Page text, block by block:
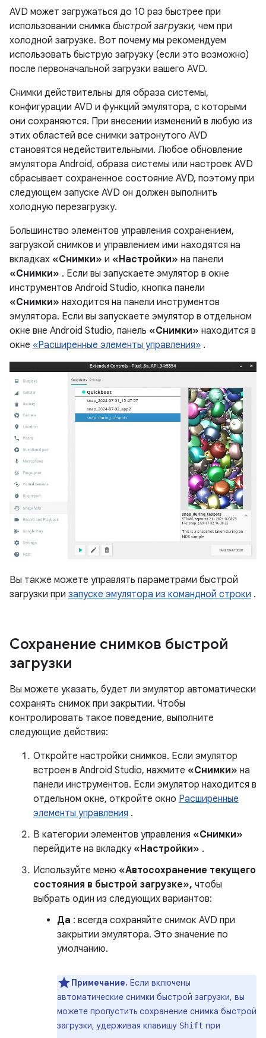
AVD может загружаться до 10 раз быстрее при
использовании снимка быстрой загрузки, чем при
холодной загрузке. Вот почему мы рекомендуем
использовать быструю загрузку (если это возможно)
после первоначальной загрузки вашего AVD.
Снимки действительны для образа системы,
конфигурации AVD и функций эмулятора, с которыми
они сохраняются. При внесении изменений в любую из
этих областей все снимки затронутого AVD
становятся недействительными. Любое обновление
эмулятора Android, образа системы или настроек AVD
сбрасывает сохраненное состояние AVD, поэтому при
следующем запуске AVD он должен выполнить
холодную перезагрузку.
Большинство элементов управления сохранением,
загрузкой снимков и управлением ими находятся на
вкладках «Снимки» и «Настройки» на панели
«Снимки» . Если вы запускаете эмулятор в окне
инструментов Android Studio, кнопка панели
«Снимки» находится на панели инструментов
эмулятора. Если вы запускаете эмулятор в отдельном
окне вне Android Studio, панель «Снимки» находится в
окне «Расширенные элементы управления» .
Вы также можете управлять параметрами быстрой
загрузки при запуске эмулятора из командной строки .
Сохранение снимков быстрой
загрузки
Вы можете указать, будет ли эмулятор автоматически
сохранять снимок при закрытии. Чтобы
контролировать такое поведение, выполните
следующие действия:
Откройте настройки снимков. Если эмулятор
встроен в Android Studio, нажмите «Снимки» на
панели инструментов. Если эмулятор находится в
отдельном окне, откройте окно Расширенные
элементы управления .
В категории элементов управления «Снимки»
перейдите на вкладку «Настройки» .
Используйте меню «Автосохранение текущего
состояния в быстрой загрузке», чтобы
выбрать один из следующих вариантов:
Да : всегда сохраняйте снимок AVD при
закрытии эмулятора. Это значение по
умолчанию.
Примечание. Если включены
автоматические снимки быстрой загрузки, вы
можете пропустить сохранение снимка быстрой
загрузки, удерживая клавишу Shift при